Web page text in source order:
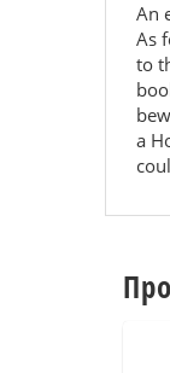
An
As
to
a